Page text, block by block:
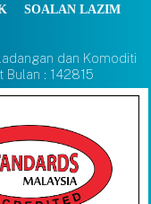
SOALAN LAZIM
dan Komoditi
Bulan : 142815